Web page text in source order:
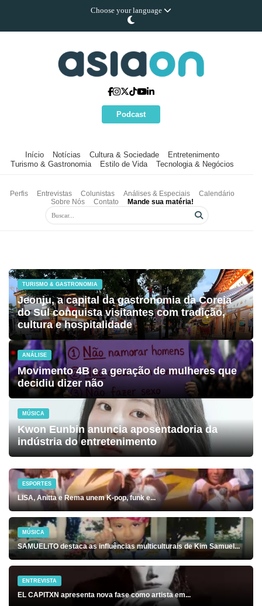
Choose your language
Podcast
Início Notícias Cultura & Sociedade
Entretenimento
Turismo & Gastronomia
Estilo de Vida Tecnologia & Negócios
Perfis Entrevistas Colunistas Análises & Especiais
Calendário
Sobre Nós
Contato Mande sua matéria!
TURISMO & GASTRONOMIA
Jeonju, a capital da gastronomia da Coreia
do Sul conquista visitantes com tradição,
cultura e hospitalidade
ANÁLISE
Movimento 4B e a geração de mulheres que
decidiu dizer não
MÚSICA
Kwon Eunbin anuncia aposentadoria da
indústria do entretenimento
ESPORTES
LISA, Anitta e Rema unem K-pop, funk e...
MÚSICA
SAMUELiTO destaca as influências multiculturais de Kim Samuel...
ENTREVISTA
EL CAPITXN apresenta nova fase como artista em...